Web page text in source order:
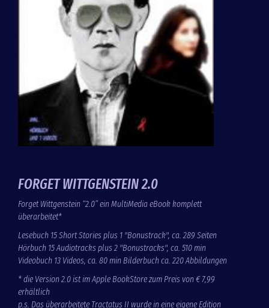
FORGET WITTGENSTEIN 2.0
Forget Wittgenstein “2.0” ein MultiMedia eBook komplett
überarbeitet*
Lesebuch 15 Short Stories plus 1 "Bonustrack", ca. 289 Seiten
Hörbuch 15 Audiotracks plus 2 "Bonustracks", ca. 510 min
Videobuch 13 Videos, ca. 80 min Bilderbuch ca. 220 Abbildungen
* die Version 2.0 ist im Apple BookStore zum Preis von € 7,99
erhältlich
p.s. Das überarbeitete Tractatus II wurde in eine eigene Edition